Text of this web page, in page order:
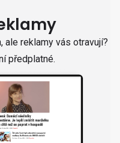
ale reklamy vás otravují?
předplatné.